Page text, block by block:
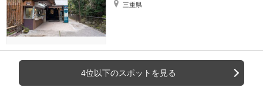
三重県
4位以下のスポットを見る